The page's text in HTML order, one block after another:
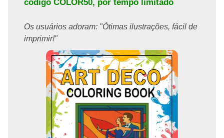
código COLOR50, por tempo limitado
Os usuários adoram: "Ótimas ilustrações, fácil de
imprimir!"